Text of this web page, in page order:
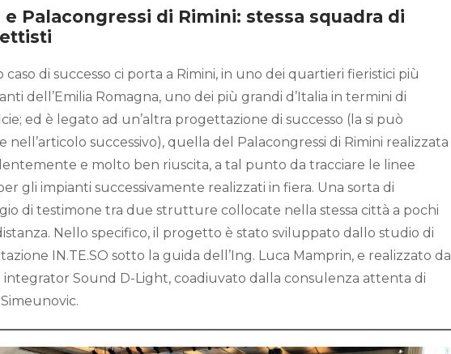
e Palacongressi di Rimini: stessa squadra di
caso di successo ci porta a Rimini, in uno dei quartieri fieristici più
dell’Emilia Romagna, uno dei più grandi d’Italia in termini di
ed è legato ad un’altra progettazione di successo (la si può
nell’articolo successivo), quella del Palacongressi di Rimini realizzata
e molto ben riuscita, a tal punto da tracciare le linee
gli impianti successivamente realizzati in fiera. Una sorta di
di testimone tra due strutture collocate nella stessa città a pochi
Nello specifico, il progetto è stato sviluppato dallo studio di
IN.TE.SO sotto la guida dell’Ing. Luca Mamprin, e realizzato dal
integrator Sound D-Light, coadiuvato dalla consulenza attenta di